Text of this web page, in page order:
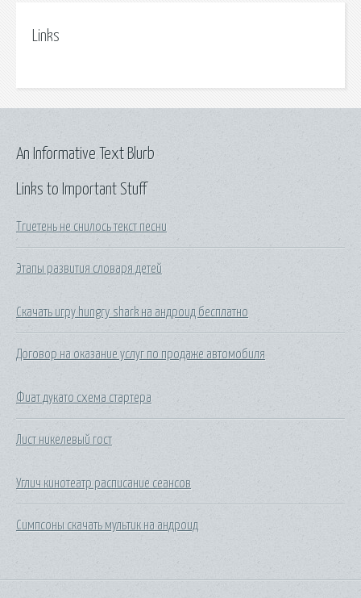
Links
Links to Important Stuff
Trueтень не снилось текст песни
Этапы развития словаря детей
Скачать игру hungry shark на андроид бесплатно
Договор на оказание услуг по продаже автомобиля
Фиат дукато схема стартера
Лист никелевый гост
Углич кинотеатр расписание сеансов
Симпсоны скачать мультик на андроид
An Informative Text Blurb